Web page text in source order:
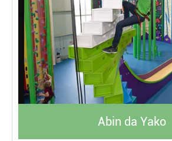
Abin da Yako